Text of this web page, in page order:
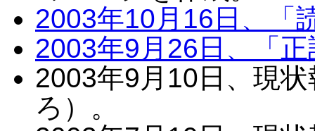
2003年10月16日、「
2003年9月26日、「
2003年9月10日、現
ろ）。